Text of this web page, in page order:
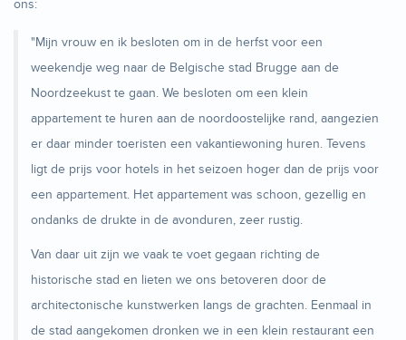
ons:
"Mijn vrouw en ik besloten om in de herfst voor een
weekendje weg naar de Belgische stad Brugge aan de
Noordzeekust te gaan. We besloten om een klein
appartement te huren aan de noordoostelijke rand, aangezien
er daar minder toeristen een vakantiewoning huren. Tevens
ligt de prijs voor hotels in het seizoen hoger dan de prijs voor
een appartement. Het appartement was schoon, gezellig en
ondanks de drukte in de avonduren, zeer rustig.
Van daar uit zijn we vaak te voet gegaan richting de
historische stad en lieten we ons betoveren door de
architectonische kunstwerken langs de grachten. Eenmaal in
de stad aangekomen dronken we in een klein restaurant een